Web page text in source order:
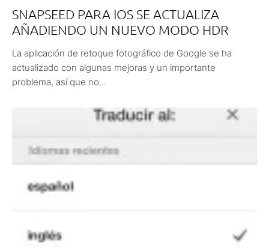
SNAPSEED PARA IOS SE ACTUALIZA
AÑADIENDO UN NUEVO MODO HDR
La aplicación de retoque fotográfico de Google se ha
actualizado con algunas mejoras y un importante
problema, así que no...